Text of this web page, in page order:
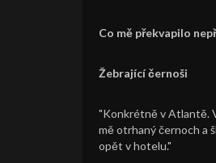
Co mě překvapilo
Žebrající černoši
"Konkrétně v Atlantě.
mě otrhaný černoch a
opět v hotelu."